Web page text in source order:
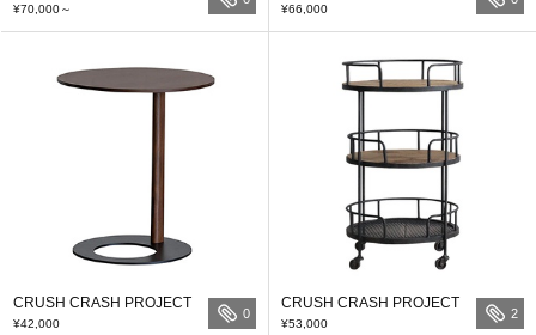
¥70,000～ ¥66,000
CRUSH CRASH PROJECT
¥42,000
0
CRUSH CRASH PROJECT
¥53,000
2